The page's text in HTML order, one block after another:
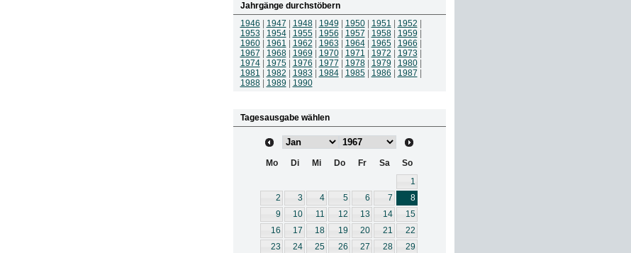
Jahrgänge durchstöbern
1946
1947 1948| 1949 1950| 1951 1952
1953
1954| 1955| 1956 1957 1958| 1959
1960| 1961 1962 1963 1964| 1965| 1966
1967
1968| 1969 1970| 1971 1972 1973
1974| 1975| 1976 1977 1978| 1979 1980|
1981
1982 1983 1984| 1985| 1986 1987
1988| 1989 1990
Tagesausgabe wählen
Mo Di Mi Do Fr Sa
So
1
2
3 4 5 6 7
8
9
10 11 12 13 14
15
16
17 18 19 20 21
22
23
24 25 26 27 28
29